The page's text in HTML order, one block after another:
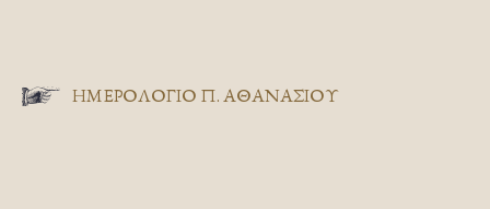
ΗΜΕΡΟΛΟΓΙΟ Π. ΑΘΑΝΑΣΙΟΥ